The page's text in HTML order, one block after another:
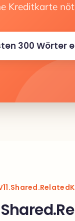
Kreditkarte
300 Wörter